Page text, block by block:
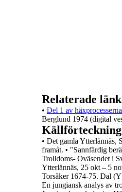
Relaterade
• Del 1 av
Berglund 1974 (digital
Källförteckning
• Det gamla Ytterlännäs,
framåt. • "Sannfärdig
Trolldoms- Oväsendet i
Ytterlännäs, 25 okt – 5
Torsåker 1674-75. Dal
En jungiansk analys av